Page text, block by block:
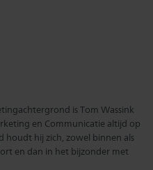
is Tom Wassink
en Communicatie altijd op
houdt hij zich, zowel binnen als
en dan in het bijzonder met